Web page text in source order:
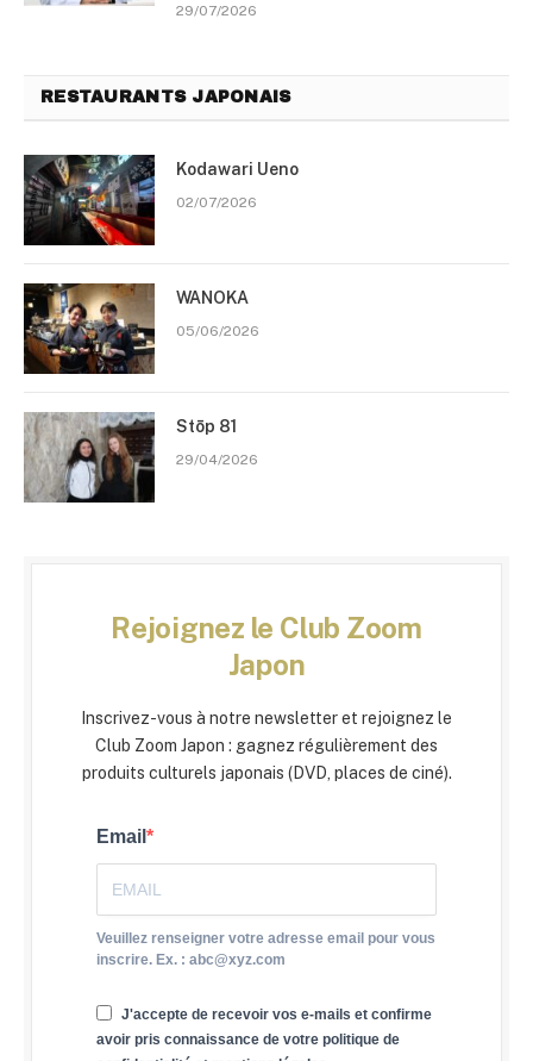
29/07/2026
RESTAURANTS JAPONAIS
Kodawari Ueno
02/07/2026
WANOKA
05/06/2026
Stōp 81
29/04/2026
Rejoignez le Club Zoom
Japon
Inscrivez-vous à notre newsletter et rejoignez le
Club Zoom Japon : gagnez régulièrement des
produits culturels japonais (DVD, places de ciné).
Email
Veuillez renseigner votre adresse email pour vous
inscrire. Ex. : abc@xyz.com
J'accepte de recevoir vos e-mails et confirme
avoir pris connaissance de votre politique de